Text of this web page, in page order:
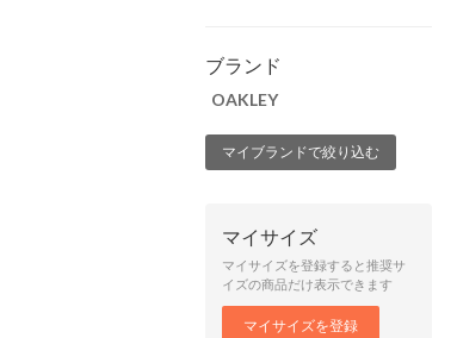
ブランド
OAKLEY
マイブランドで絞り込む
マイサイズ
マイサイズを登録すると推奨サ
イズの商品だけ表示できます
マイサイズを登録